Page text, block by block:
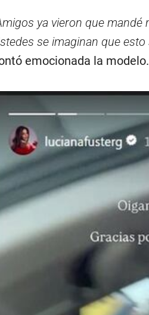
ya vieron que
se imaginan que
emocionada la modelo.